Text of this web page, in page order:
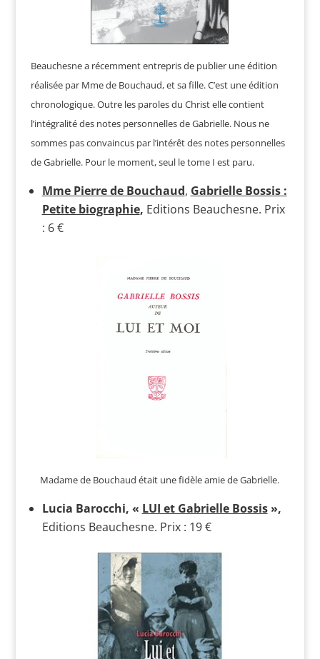
Beauchesne a récemment entrepris de publier une édition
réalisée par Mme de Bouchaud, et sa fille. C’est une édition
chronologique. Outre les paroles du Christ elle contient
l’intégralité des notes personnelles de Gabrielle. Nous ne
sommes pas convaincus par l’intérêt des notes personnelles
de Gabrielle. Pour le moment, seul le tome I est paru.
Mme Pierre de Bouchaud, Gabrielle Bossis :
Petite biographie, Editions Beauchesne. Prix
: 6 €
Madame de Bouchaud était une fidèle amie de Gabrielle.
Lucia Barocchi, « LUI et Gabrielle Bossis»,
Editions Beauchesne. Prix : 19 €